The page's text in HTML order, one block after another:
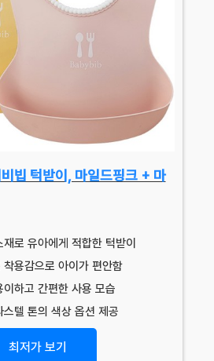
빕 턱받이, 마일드핑크 + 마
로 유아에게 적합한 턱받이
착용감으로 아이가 편안함
이하고 간편한 사용 모습
스텔 톤의 색상 옵션 제공
최저가 보기